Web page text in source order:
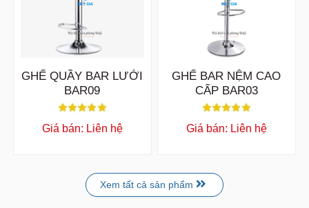
GHẾ QUẦY BAR LƯỚI
BAR09
Giá bán: Liên hệ
GHẾ BAR NỆM CAO
CẤP BAR03
Giá bán: Liên hệ
Xem tất cả sản phẩm